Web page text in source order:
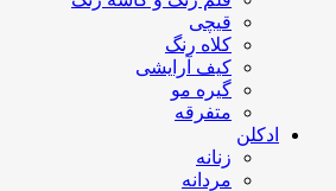
قیچی
کلاه رنگ
کیف آرایشی
گیره مو
متفرقه
ادکلن
زنانه
مردانه